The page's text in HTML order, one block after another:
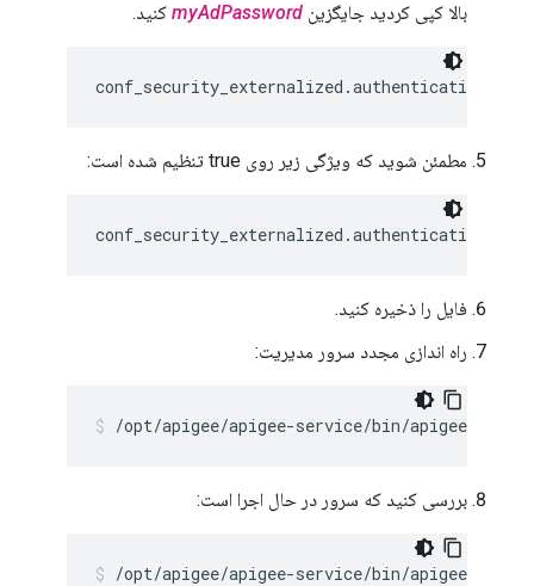
بالا کپی کردید جایگزین myAdPassword کنید.
مطمئن شوید که ویژگی زیر روی true تنظیم شده است:
فایل را ذخیره کنید.
راه اندازی مجدد سرور مدیریت:
/opt/apigee/apigee-service/bin/apigee-
بررسی کنید که سرور در حال اجرا است:
/opt/apigee/apigee-service/bin/apigee-all